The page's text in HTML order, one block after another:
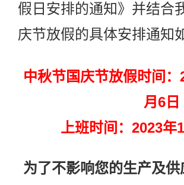
假日安排的通知》并结合
庆节放假的具体安排通知
中秋节国庆节放假时间
月6
上班时间：2023年
为了不影响您的生产及